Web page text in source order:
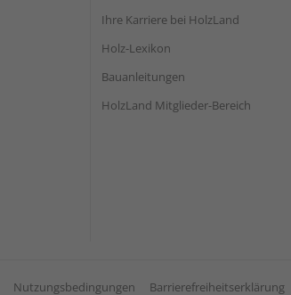
Ihre Karriere bei HolzLand
Holz-Lexikon
Bauanleitungen
HolzLand Mitglieder-Bereich
Nutzungsbedingungen Barrierefreiheitserklärung